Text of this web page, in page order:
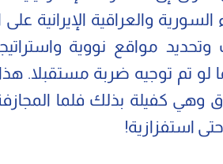
السورية والعراقية الإيرانية
مواقع نووية
لو تم توجيه ضربة مستقبلا.
وهي كفيلة بذلك فلما
استفزازية!